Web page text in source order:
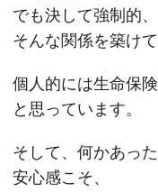
でも決して強制的
そんな関係を築け
個人的には生命保
と思っています。
そして、何かあっ
安心感こそ、